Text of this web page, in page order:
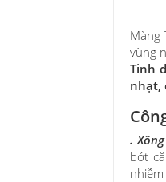
Màng
vùng
Tinh
nhạt,
.
bớt